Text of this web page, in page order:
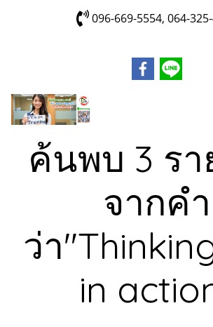
096-669-5554, 064-
ค้นพบ 3 รา
จากคำ
ว่า
in